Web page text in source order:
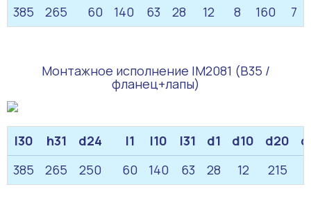
385
265 60 140 63 28 12 8 160 7
Монтажное исполнение IM2081 (B35 /
фланец+лапы)
l30 h31 d24 l1 l10 l31 d1 d10 d20
385
265 250 60 140 63 28 12 215